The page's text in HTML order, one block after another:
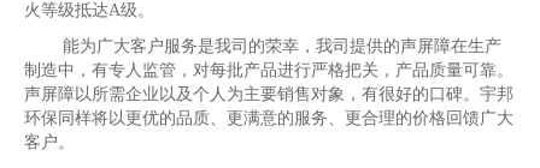
火等级抵达A级。
能为广大客户服务是我司的荣幸，我司提供的声屏障在生产
制造中，有专人监管，对每批产品进行严格把关，产品质量可靠。
声屏障以所需企业以及个人为主要销售对象，有很好的口碑。宇邦
环保同样将以更优的品质、更满意的服务、更合理的价格回馈广大
客户。